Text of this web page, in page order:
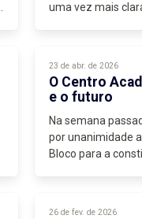
uma vez mais
23 de abr. de 2026
O Centro
e o futuro
Na semana
por unanimidade
Bloco para a
26 de fev. de 2026